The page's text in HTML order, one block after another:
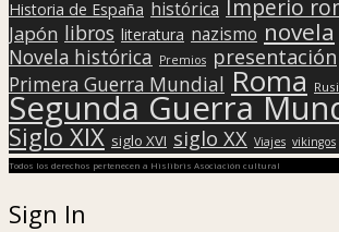
Historia de España histórica Imperio
Japón libros literatura nazismo novela
Novela histórica Premios presentación
Primera Guerra Mundial Roma
Segunda Guerra
Siglo XIX siglo XVI siglo XX Viajes vikingos
Todos los derechos pertenecen a Hislibris Asociación cultural
Sign In